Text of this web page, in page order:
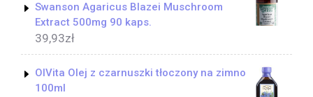
Swanson Agaricus Blazei Muschroom
Extract 500mg 90 kaps.
39,93zł
OlVita Olej z czarnuszki tłoczony na zimno
100ml